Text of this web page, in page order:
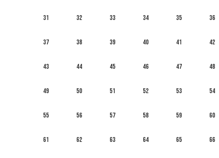
31 32 33 34 35 36
37 38 39 40 41 42
43 44 45 46 47 48
49 50 51 52 53 54
55 56 57 58 59 60
61 62 63 64 65 66